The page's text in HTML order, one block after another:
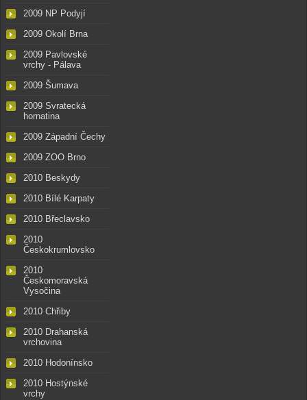
2009 NP Podyjí
2009 Okolí Brna
2009 Pavlovské
vrchy - Pálava
2009 Šumava
2009 Svratecká
hornatina
2009 Západní Čechy
2009 ZOO Brno
2010 Beskydy
2010 Bílé Karpaty
2010 Břeclavsko
2010
Českokrumlovsko
2010
Českomoravská
Vysočina
2010 Chřiby
2010 Drahanská
vrchovina
2010 Hodonínsko
2010 Hostýnské
vrchy